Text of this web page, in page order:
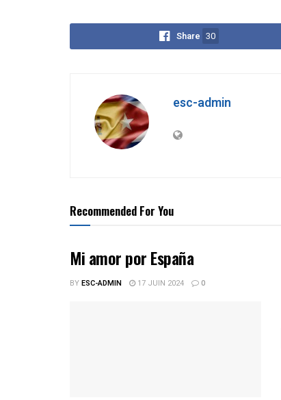
Share 30
esc-admin
Recommended For You
Mi amor por España
BYESC-ADMIN 17 JUIN 2024 0